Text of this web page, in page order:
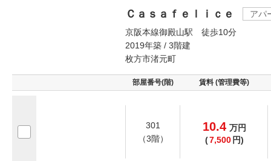
Ｃａｓａｆｅｌｉｃｅ
アパ
京阪本線御殿山駅 徒歩10分
2019年築 / 3階建
枚方市渚元町
部屋番号(階) 賃料 (管理費等)
301
（3階）
10.4 万円
(7,500 円)